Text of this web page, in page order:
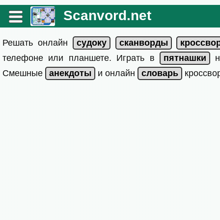
Scanvord.net
Решать онлайн
телефоне или планшете. Играть в
Смешные
и онлайн